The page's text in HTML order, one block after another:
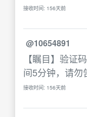
接收时间: 156天前
@10654891
【瞩目】验证
间5分钟，请勿
接收时间: 156天前